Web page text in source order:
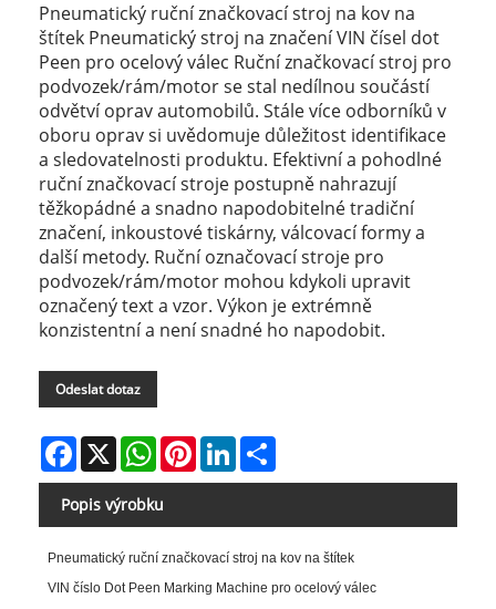
Pneumatický ruční značkovací stroj na kov na
štítek Pneumatický stroj na značení VIN čísel dot
Peen pro ocelový válec Ruční značkovací stroj pro
podvozek/rám/motor se stal nedílnou součástí
odvětví oprav automobilů. Stále více odborníků v
oboru oprav si uvědomuje důležitost identifikace
a sledovatelnosti produktu. Efektivní a pohodlné
ruční značkovací stroje postupně nahrazují
těžkopádné a snadno napodobitelné tradiční
značení, inkoustové tiskárny, válcovací formy a
další metody. Ruční označovací stroje pro
podvozek/rám/motor mohou kdykoli upravit
označený text a vzor. Výkon je extrémně
konzistentní a není snadné ho napodobit.
Odeslat dotaz
Facebook
X WhatsAppPinterestLinkedIn
Popis výrobku
Pneumatický ruční značkovací stroj na kov na štítek
VIN číslo Dot Peen Marking Machine pro ocelový válec